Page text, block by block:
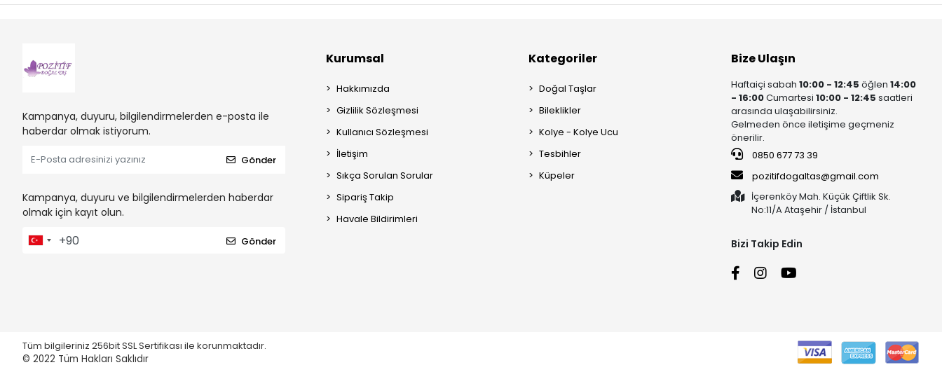
Kampanya, duyuru, bilgilendirmelerden e-posta ile
haberdar olmak istiyorum.
Gönder
Kampanya, duyuru ve bilgilendirmelerden haberdar
olmak için kayıt olun.
Gönder
Kurumsal
Hakkımızda
Gizlilik Sözleşmesi
Kullanıcı Sözleşmesi
İletişim
Sıkça Sorulan Sorular
Sipariş Takip
Havale Bildirimleri
Kategoriler
Doğal Taşlar
Bileklikler
Kolye - Kolye Ucu
Tesbihler
Küpeler
Bize Ulaşın
Haftaiçi sabah10:00 - 12:45öğlen14:00
- 16:00Cumartesi 10:00 - 12:45 saatleri
arasında ulaşabilirsiniz.
Gelmeden önce iletişime geçmeniz
önerilir.
0850 677 73 39
pozitifdogaltas@gmail.com
İçerenköy Mah. Küçük Çiftlik Sk.
No:11/A Ataşehir / İstanbul
Bizi Takip Edin
Tüm bilgileriniz 256bit SSL Sertifikası ile korunmaktadır.
© 2022 Tüm Hakları Saklıdır